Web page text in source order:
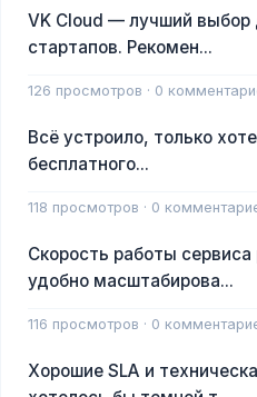
VK Cloud — лучший выбор
стартапов. Рекомен...
126 просмотров · 0
Всё устроило, только
бесплатного...
118 просмотров · 0
Скорость работы
удобно масштабирова...
116 просмотров · 0
Хорошие SLA и